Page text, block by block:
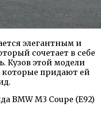
элегантным и
сочетает в себе
Кузов этой модели
придают ей
BMW M3 Coupe (E92)